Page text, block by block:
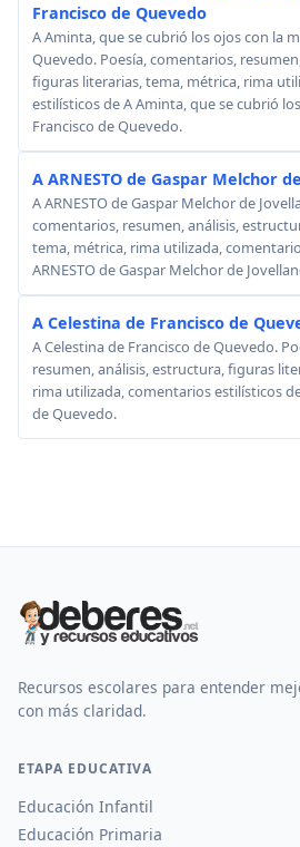
Francisco de Quevedo
A Aminta, que se cubrió los ojos con la
Quevedo. Poesía, comentarios,
figuras literarias, tema, métrica, rima
estilísticos de A Aminta, que se cubrió
Francisco de Quevedo.
A ARNESTO de Gaspar Melchor
A ARNESTO de Gaspar Melchor de
comentarios, resumen, análisis,
tema, métrica, rima utilizada,
ARNESTO de Gaspar Melchor de
A Celestina de Francisco de
A Celestina de Francisco de Quevedo.
resumen, análisis, estructura, figuras
rima utilizada, comentarios estilísticos
de Quevedo.
Recursos escolares para entender
con más claridad.
ETAPA EDUCATIVA
Educación Infantil
Educación Primaria